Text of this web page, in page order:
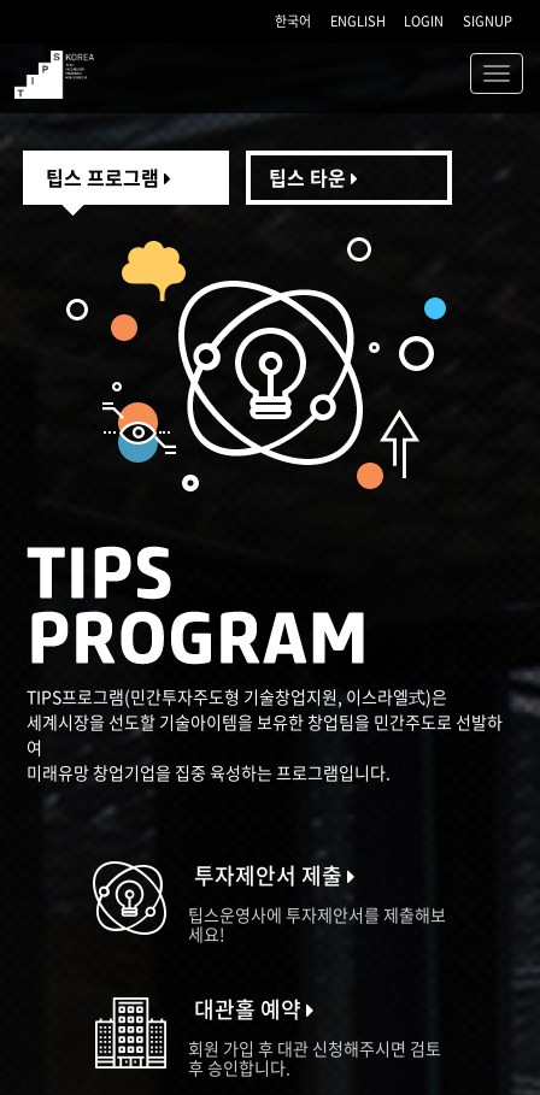
한국어 ENGLISH LOGIN SIGNUP
TIPS
팁스 프로그램 팁스 타운
TIPS프로그램(민간투자주도형 기술창업지원, 이스라엘式)은
세계시장을 선도할 기술아이템을 보유한 창업팀을 민간주도로 선발하
여
미래유망 창업기업을 집중 육성하는 프로그램입니다.
투자제안서 제출
팁스운영사에 투자제안서를 제출해보
세요!
대관홀 예약
회원 가입 후 대관 신청해주시면 검토
후 승인합니다.